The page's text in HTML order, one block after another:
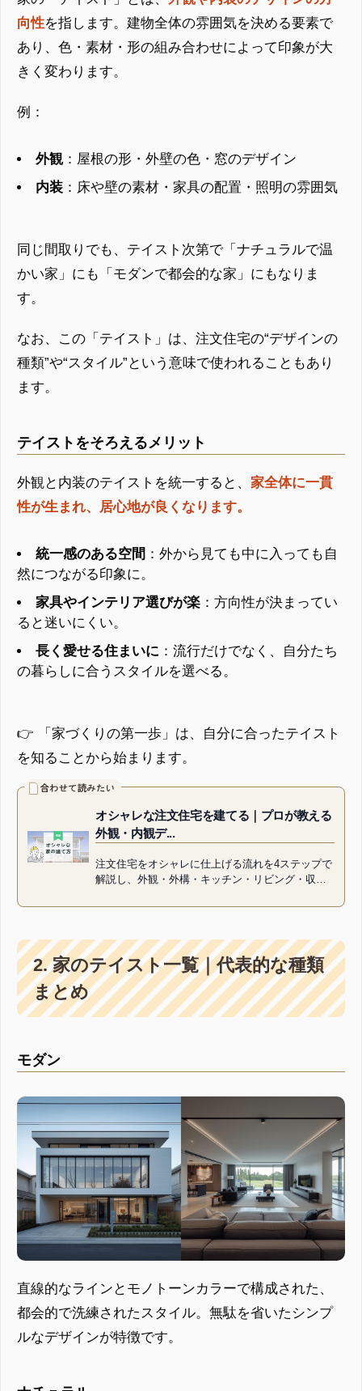
向性を指します。建物全体の雰囲気を決める要素で
あり、色・素材・形の組み合わせによって印象が大
きく変わります。
例：
外観：屋根の形・外壁の色・窓のデザイン
内装 ：床や壁の素材・家具の配置・照明の雰囲気
同じ間取りでも、テイスト次第で「ナチュラルで温
かい家」にも「モダンで都会的な家」にもなりま
す。
なお、この「テイスト」は、注文住宅の“デザインの
種類”や“スタイル”という意味で使われることもあり
ます。
テイストをそろえるメリット
外観と内装のテイストを統一すると、 家全体に一貫
性が生まれ、居心地が良くなります。
統一感のある空間 ：外から見ても中に入っても自
然につながる印象に。
家具やインテリア選びが楽 ：方向性が決まってい
ると迷いにくい。
長く愛せる住まいに ：流行だけでなく、自分たち
の暮らしに合うスタイルを選べる。
👉 「家づくりの第一歩」は、自分に合ったテイスト
を知ることから始まります。
オシャレな注文住宅を建てる｜プロが教える
外観・内観デ...
注文住宅をオシャレに仕上げる流れを4ステップで
解説し、外観・外構・キッチン・リビング・収納
収納の工夫まで具体例を交え...
2. 家のテイスト一覧｜代表的な種類
まとめ
モダン
直線的なラインとモノトーンカラーで構成された、
都会的で洗練されたスタイル。無駄を省いたシンプ
ルなデザインが特徴です。